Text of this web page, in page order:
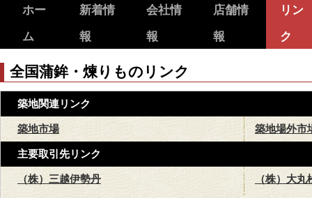
ホー
ム
新着情
報
会社情
報
店舗情
報
リン
ク
全国蒲鉾・煉りものリンク
築地関連リンク
築地市場 築地場外市
主要取引先リンク
（株）三越伊勢丹 （株）大